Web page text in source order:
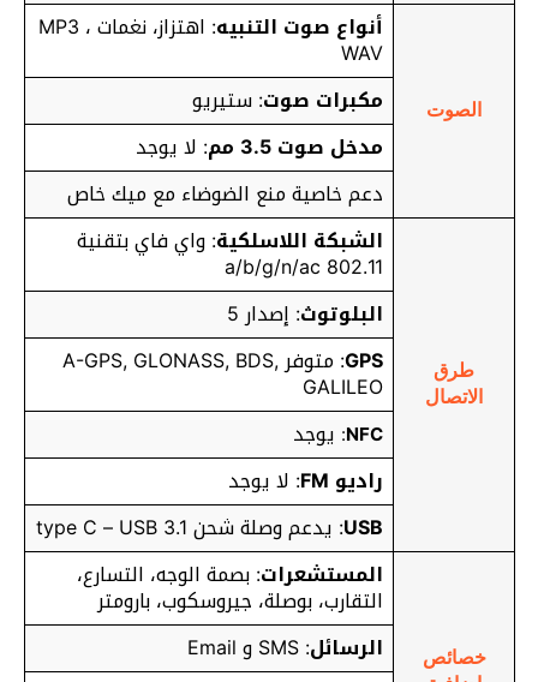
الصوت
أنواع صوت التنبيه : اهتزاز، نغمات MP3 ،
WAV
مكبرات صوت: ستيريو
مدخل صوت 3.5 مم
: لا يوجد
دعم خاصية منع الضوضاء مع ميك خاص
طرق
الاتصال
الشبكة اللاسلكية: واي فاي بتقنية
802.11 a/b/g/n/ac
البلوتوث: إصدار 5
GPS
: متوفر A-GPS, GLONASS, BDS,
GALILEO
NFC
: يوجد
راديو FM
: لا يوجد
USB: يدعم وصلة شحن type C – USB 3.1
خصائص
المستشعرات: بصمة الوجه، التسارع،
التقارب، بوصلة، جيروسكوب، بارومتر
الرسائل: SMS و Email